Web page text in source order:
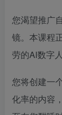
您渴望推广
镜。本课程
劳的AI数字人
您将创建一
化率的内容